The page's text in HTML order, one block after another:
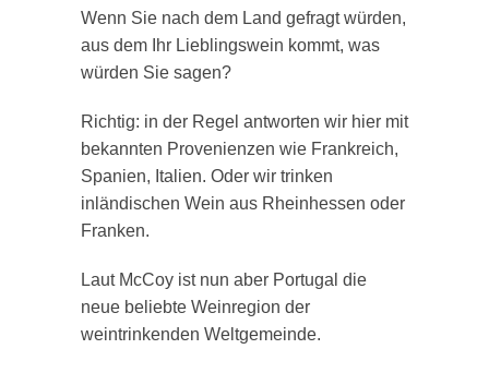
Wenn Sie nach dem Land gefragt würden,
aus dem Ihr Lieblingswein kommt, was
würden Sie sagen?
Richtig: in der Regel antworten wir hier mit
bekannten Provenienzen wie Frankreich,
Spanien, Italien. Oder wir trinken
inländischen Wein aus Rheinhessen oder
Franken.
Laut McCoy ist nun aber Portugal die
neue beliebte Weinregion der
weintrinkenden Weltgemeinde.